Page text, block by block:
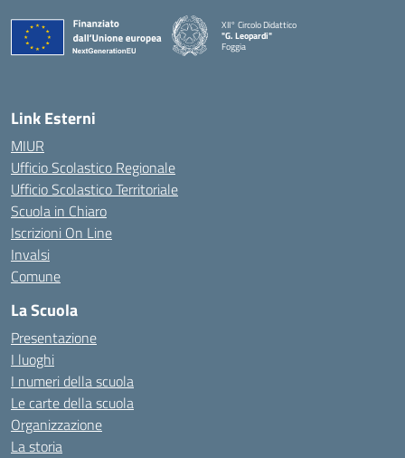
XII° Circolo Didattico
"G. Leopardi"
Foggia
— Visita la pagina iniziale della scuola
Link Esterni
MIUR
Ufficio Scolastico Regionale
Ufficio Scolastico Territoriale
Scuola in Chiaro
Iscrizioni On Line
Invalsi
Comune
La Scuola
Presentazione
I luoghi
I numeri della scuola
Le carte della scuola
Organizzazione
La storia